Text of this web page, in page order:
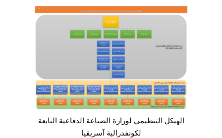
الهيكل التنظيمي لوزارة الصناعة الدفاعية التابعة
لكونفدرالية آسريقيا